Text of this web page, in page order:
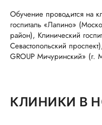
Обучение проводится на
госпиталь «Лапино»
район), Клинический
Севастопольский
GROUP Мичуринский» (г.
КЛИНИКИ В